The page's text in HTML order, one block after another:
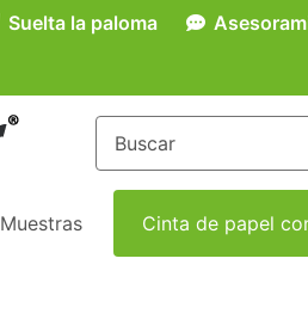
Suelta la paloma
Muestras Cinta de papel